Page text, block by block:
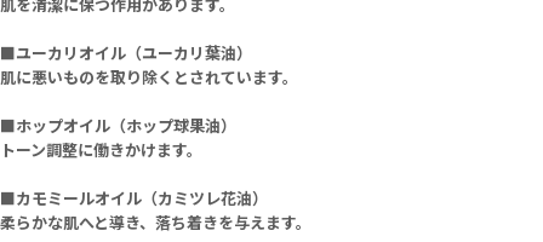
■ユーカリオイル（ユーカリ葉油）
肌に悪いものを取り除くとされています。
■ホップオイル（ホップ球果油）
トーン調整に働きかけます。
■カモミールオイル（カミツレ花油）
柔らかな肌へと導き、落ち着きを与えます。